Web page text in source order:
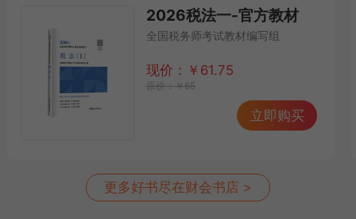
2026税法一-官方教材
全国税务师考试教材编写组
现价： ￥ 61.75
原价：￥65
立即购买
更多好书尽在财会书店 >